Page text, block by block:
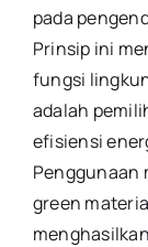
pada
Prinsip ini
fungsi
adalah
efisiensi
Penggunaan
green